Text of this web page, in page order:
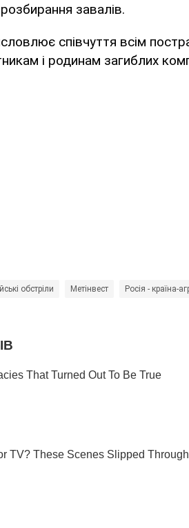
завалів.
співчуття всім
і родинам загиблих
обстріли Метінвест Росія - країна-